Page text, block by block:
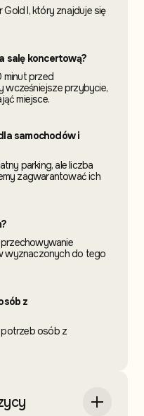
I, który znajduje się
salę koncertową?
minut przed
wcześniejsze przybycie,
miejsce.
samochodów i
parking, ale liczba
zagwarantować ich
przechowywanie
wyznaczonych do tego
z
osób z